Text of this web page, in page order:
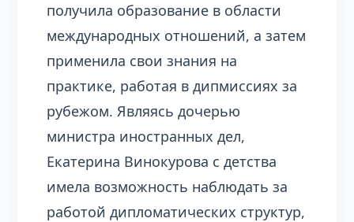
получила образование в области
международных отношений, а затем
применила свои знания на
практике, работая в дипмиссиях за
рубежом. Являясь дочерью
министра иностранных дел,
Екатерина Винокурова с детства
имела возможность наблюдать за
работой дипломатических структур,